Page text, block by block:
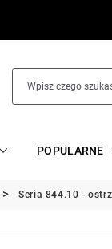
POPULARNE
Seria 844.10 -